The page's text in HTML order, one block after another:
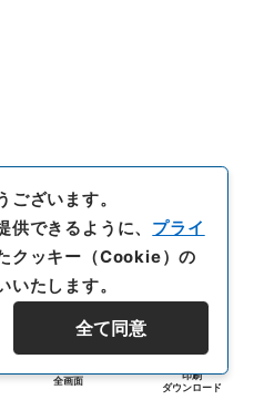
全画面
印刷
ダウンロード
ございます。
できるように、 プライ
クッキー（Cookie）の
たします。
全て同意